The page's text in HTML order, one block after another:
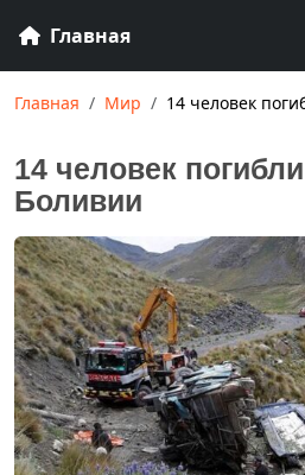
Главная
Главная Мир 14 человек
14 человек
Боливии